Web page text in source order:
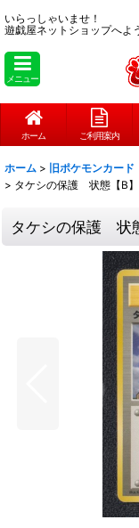
いらっしゃいませ！
遊戯屋ネットショップへよ
メニュー
ホーム ご利用案内
ホーム > 旧ポケモンカード
> タケシの保護 状態【B
タケシの保護 状